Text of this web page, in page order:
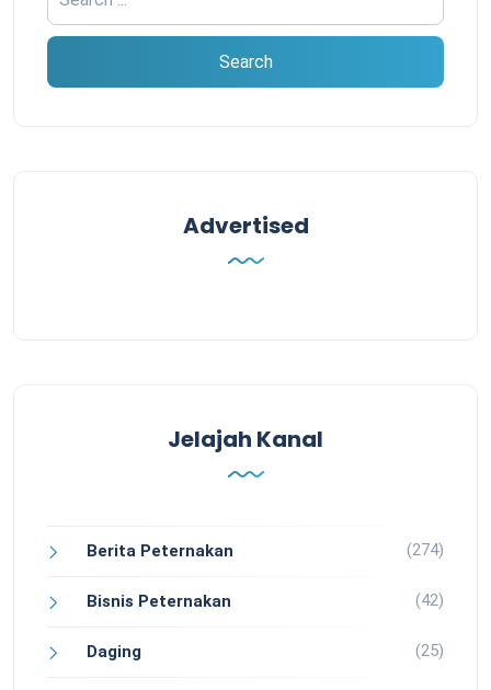
Advertised
Jelajah Kanal
Berita Peternakan (274)
Bisnis Peternakan (42)
Daging (25)